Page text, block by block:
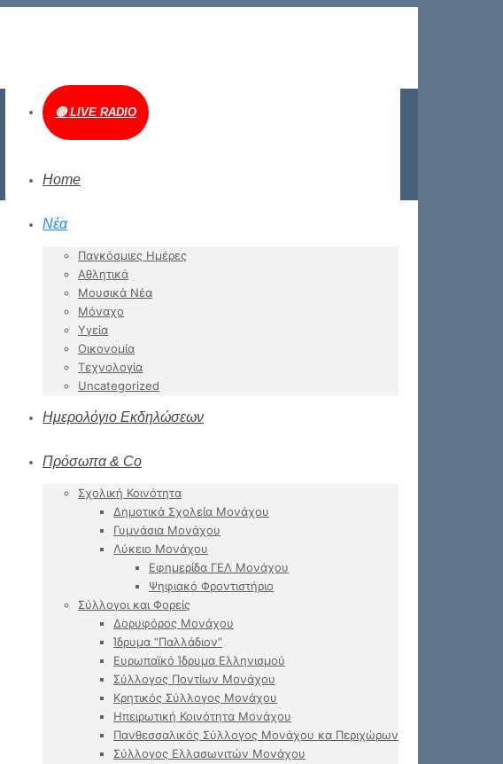
🔴 LIVE RADIO
Home
Νέα
Παγκόσμιες Ημέρες
Αθλητικά
Μουσικά Νέα
Μόναχο
Υγεία
Οικονομία
Τεχνολογία
Uncategorized
Ημερολόγιο Εκδηλώσεων
Πρόσωπα & Co
Σχολική Κοινότητα
Δημοτικά Σχολεία Μονάχου
Γυμνάσια Μονάχου
Λύκειο Μονάχου
Εφημερίδα ΓΕΛ Μονάχου
Ψηφιακό Φροντιστήριο
Σύλλογοι και Φορείς
Δορυφόρος Μονάχου
Ίδρυμα “Παλλάδιον”
Ευρωπαϊκό Ίδρυμα Ελληνισμού
Σύλλογος Ποντίων Μονάχου
Κρητικός Σύλλογος Μονάχου
Ηπειρωτική Κοινότητα Μονάχου
Πανθεσσαλικός Σύλλογος Μονάχου κα Περιχώρων
Σύλλογος Ελλασωνιτών Μονάχου